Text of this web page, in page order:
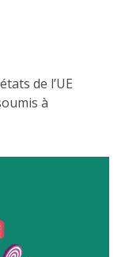
de l’UE
à